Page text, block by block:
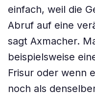
einfach, weil die
Abruf auf eine
sagt Axmacher.
beispielsweise
Frisur oder wenn
noch als